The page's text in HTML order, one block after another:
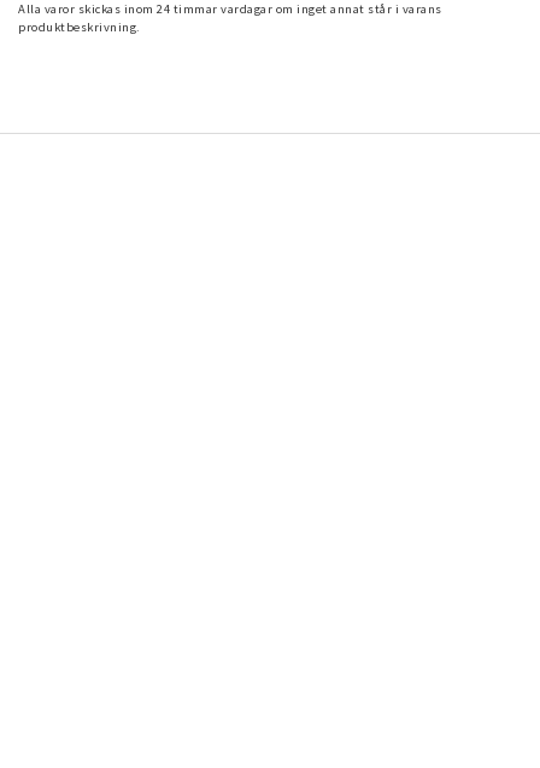
Alla varor skickas inom 24 timmar vardagar om inget annat står i varans
produktbeskrivning.